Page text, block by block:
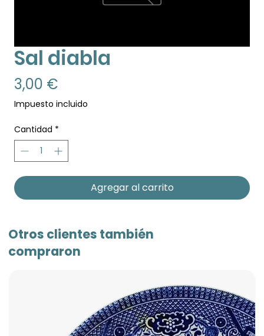
Sal diabla
3,00 €Precio
Impuesto incluido
Cantidad *
Agregar al carrito
Otros clientes también
compraron